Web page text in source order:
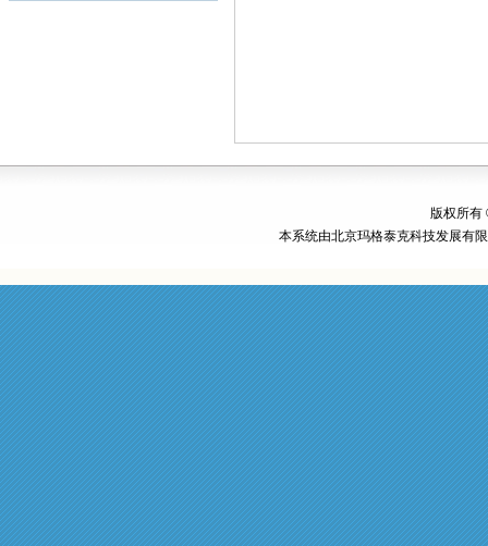
版权所有
本系统由北京玛格泰克科技发展有